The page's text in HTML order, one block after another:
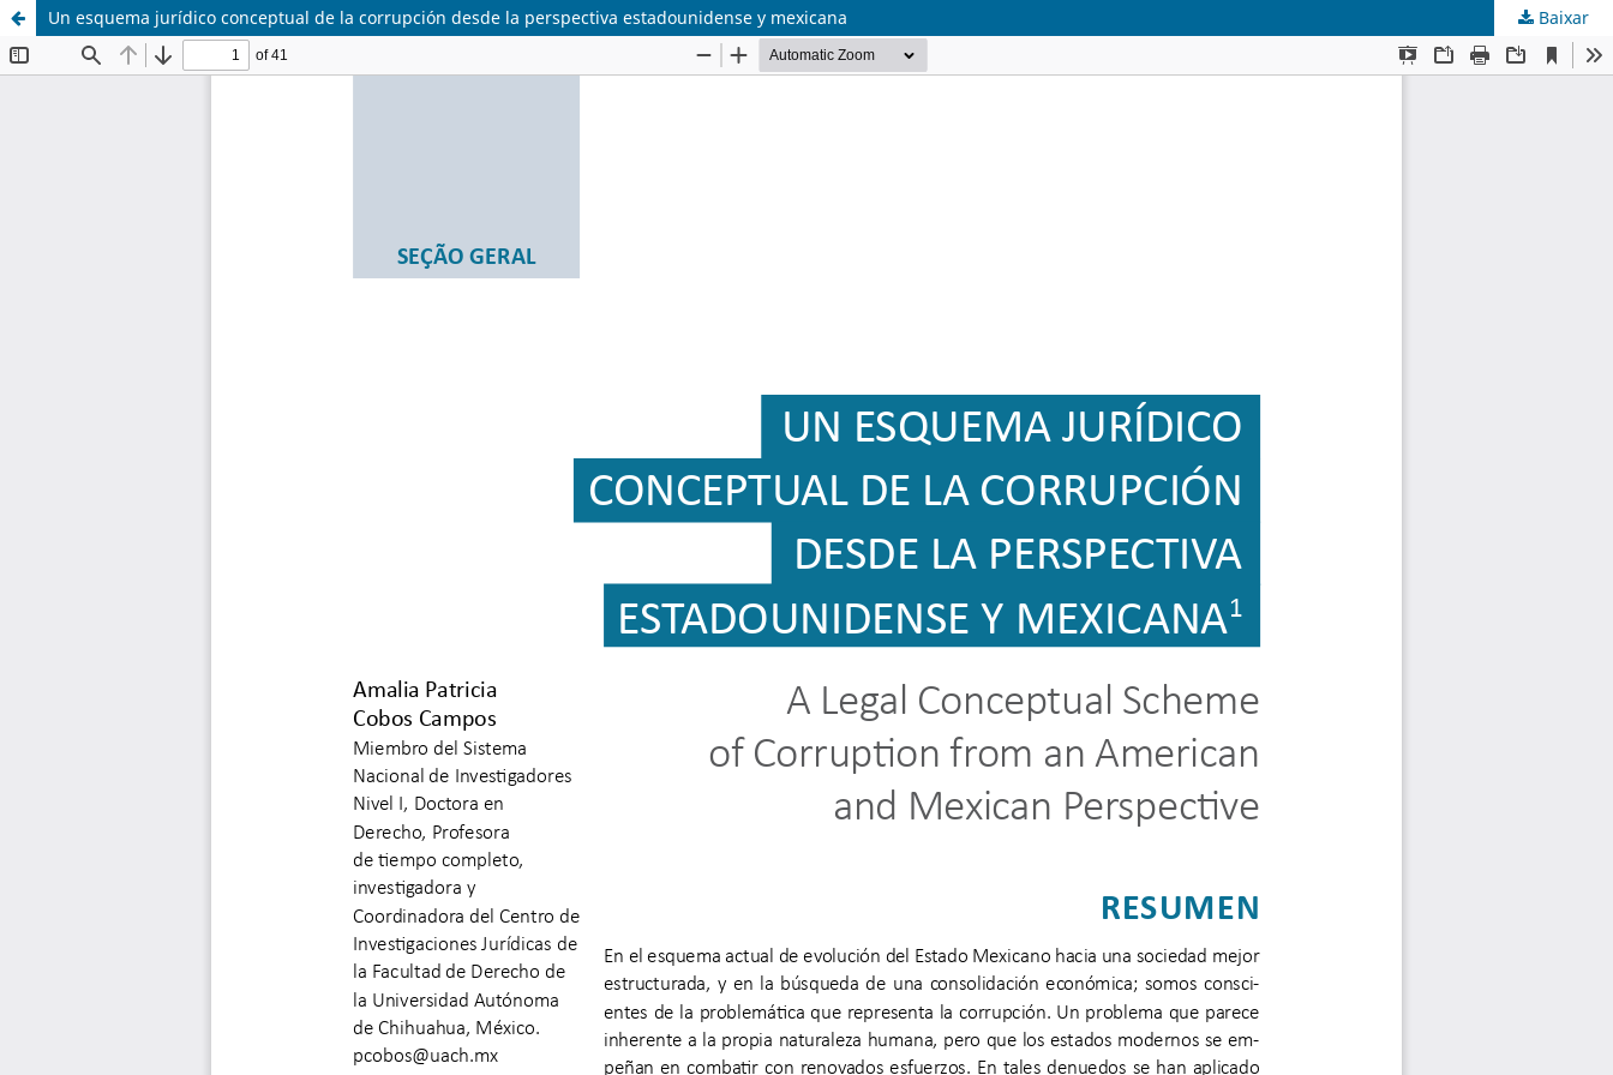
Un esquema jurídico conceptual de la corrupción desde la perspectiva estadounidense y mexicana Baixar